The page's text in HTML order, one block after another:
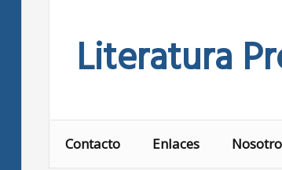
Literatura
Contacto Enlaces